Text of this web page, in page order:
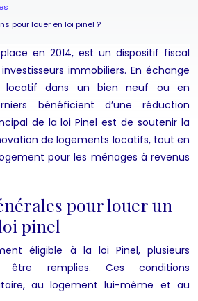
pour louer en loi pinel ?
en 2014, est un dispositif fiscal
immobiliers. En échange
locatif dans un bien neuf ou en
bénéficient d’une réduction
de la loi Pinel est de soutenir la
de logements locatifs, tout en
pour les ménages à revenus
pour louer un
pinel
éligible à la loi Pinel, plusieurs
être remplies. Ces conditions
au logement lui-même et au